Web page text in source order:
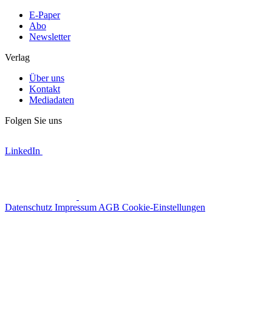
E-Paper
Abo
Newsletter
Verlag
Über uns
Kontakt
Mediadaten
Folgen Sie uns
LinkedIn
Datenschutz Impressum AGB Cookie-Einstellungen